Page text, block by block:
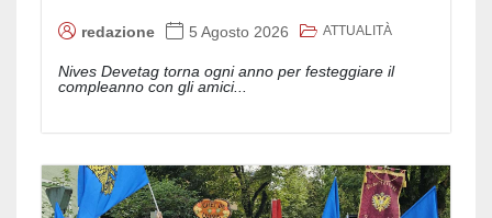
redazione 5 Agosto 2026 ATTUALITÀ
Nives Devetag torna ogni anno per festeggiare il
compleanno con gli amici...